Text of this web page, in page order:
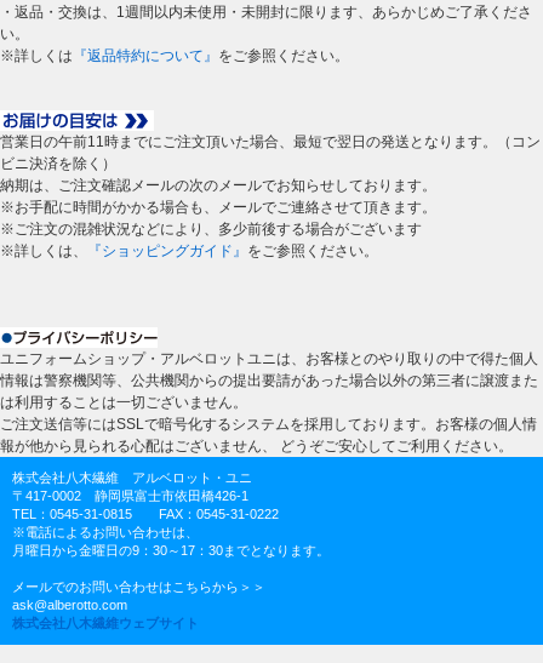
・返品・交換は、1週間以内未使用・未開封に限ります、あらかじめご了承くださ
い。
※詳しくは 『返品特約について』 をご参照ください。
営業日の午前11時までにご注文頂いた場合、最短で翌日の発送となります。（コン
ビニ決済を除く）
納期は、ご注文確認メールの次のメールでお知らせしております。
※お手配に時間がかかる場合も、メールでご連絡させて頂きます。
※ご注文の混雑状況などにより、多少前後する場合がございます
※詳しくは、
『ショッピングガイド』 をご参照ください。
ユニフォームショップ・アルベロットユニは、お客様とのやり取りの中で得た個人
情報は警察機関等、公共機関からの提出要請があった場合以外の第三者に譲渡また
は利用することは一切ございません。
ご注文送信等にはSSLで暗号化するシステムを採用しております。お客様の個人情
報が他から見られる心配はございません、 どうぞご安心してご利用ください。
株式会社八木繊維 アルベロット・ユニ
〒417-0002 静岡県富士市依田橋426-1
TEL：0545-31-0815 FAX：0545-31-0222
※電話によるお問い合わせは、
月曜日から金曜日の9：30～17：30までとなります。
メールでのお問い合わせはこちらから＞＞
ask@alberotto.com
株式会社八木繊維ウェブサイト